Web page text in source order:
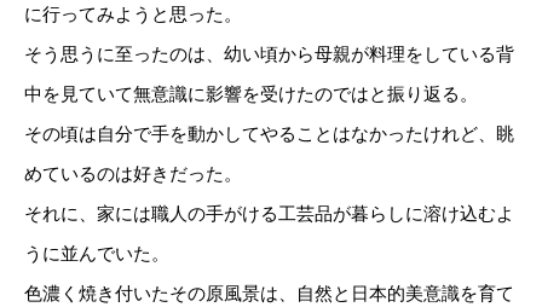
に行ってみようと思った。
そう思うに至ったのは、幼い頃から母親が料理をしている背
中を見ていて無意識に影響を受けたのではと振り返る。
その頃は自分で手を動かしてやることはなかったけれど、眺
めているのは好きだった。
それに、家には職人の手がける工芸品が暮らしに溶け込むよ
うに並んでいた。
色濃く焼き付いたその原風景は、自然と日本的美意識を育て